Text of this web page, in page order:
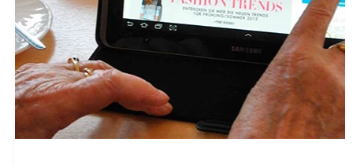
trainieren
Nutzer
qualifizieren"